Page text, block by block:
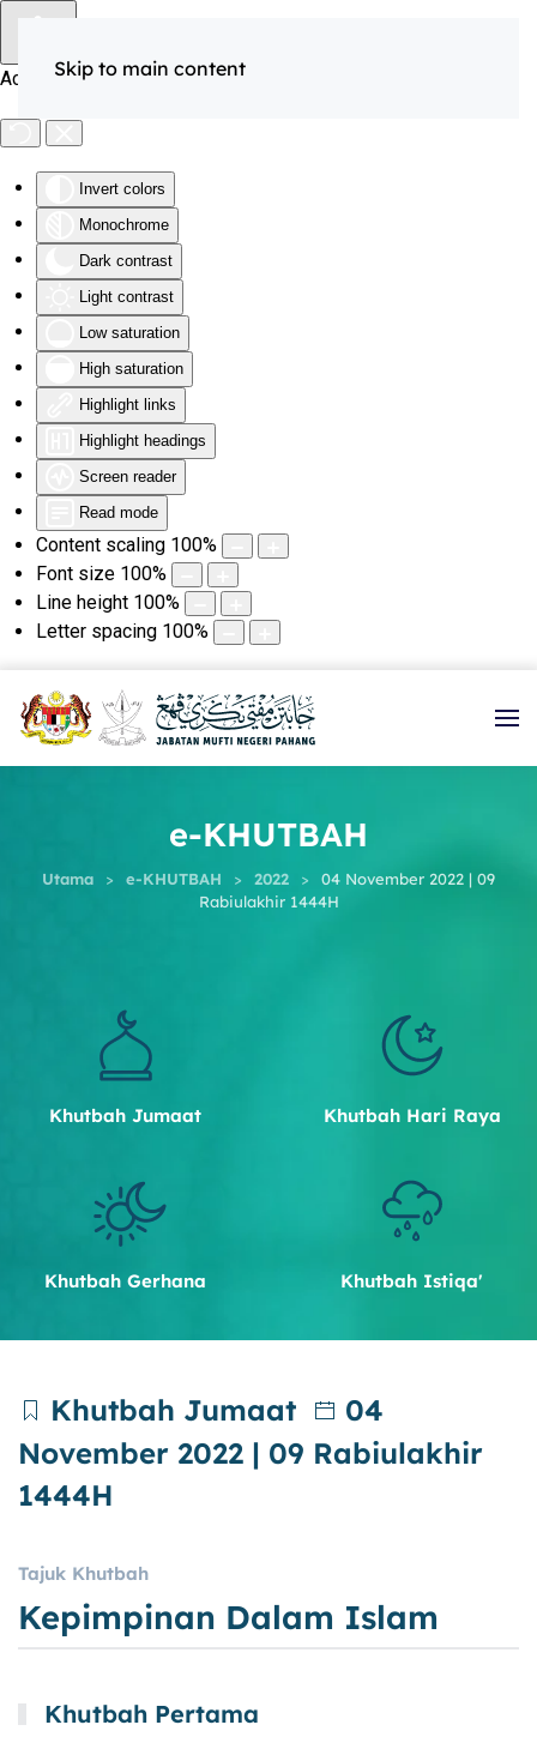
Accessibility Tools
Invert colors
Monochrome
Dark contrast
Light contrast
Low saturation
High saturation
Highlight links
Highlight headings
Screen reader
Read mode
Content scaling 100%
Font size 100%
Line height 100%
Letter spacing 100%
Skip to main content
e-KHUTBAH
Utama e-KHUTBAH 2022
04 November 2022 | 09
Rabiulakhir 1444H
Khutbah Jumaat Khutbah Hari Raya
Khutbah Gerhana Khutbah Istiqa'
Khutbah Jumaat
04
November 2022 | 09 Rabiulakhir
1444H
Tajuk Khutbah
Kepimpinan Dalam Islam
Khutbah Pertama